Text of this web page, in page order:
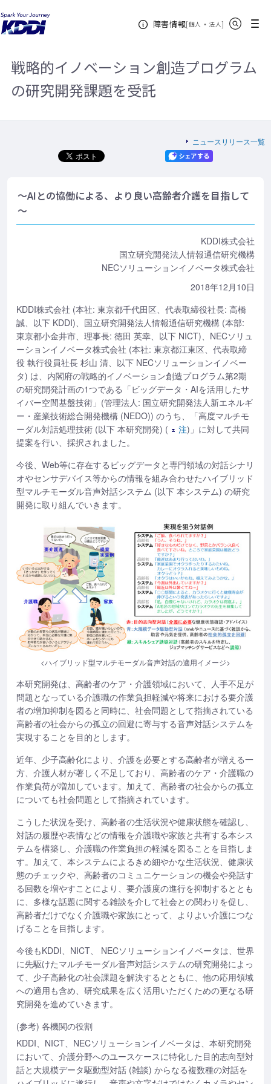
障害情報[個人 ・ 法人新規ウィンドウ
]
メニュー
KDDIホーム
的イノベーション創造プログラムの研究開発課題を受託
戦略的イノベーション創造プログラム
の研究開発課題を受託
ニュースリリース一覧
～AIとの協働による、より良い高齢者介護を目指して
～
KDDI株式会社
国立研究開発法人情報通信研究機構
NECソリューションイノベータ株式会社
2018年12月10日
KDDI株式会社 (本社: 東京都千代田区、代表取締役社長: 高橋
誠、以下 KDDI)、国立研究開発法人情報通信研究機構 (本部:
東京都小金井市、理事長: 徳田 英幸、以下 NICT)、NECソリュ
ーションイノベータ株式会社 (本社: 東京都江東区、代表取締
役 執行役員社長 杉山 清、以下 NECソリューションイノベー
タ) は、内閣府の戦略的イノベーション創造プログラム第2期
の研究開発計画の1つである「ビッグデータ・AIを活用したサ
イバー空間基盤技術」(管理法人: 国立研究開発法人新エネルギ
ー・産業技術総合開発機構 (NEDO)) のうち、「高度マルチモ
ーダル対話処理技術 (以下 本研究開発) (
注)」に対して共同
提案を行い、採択されました。
今後、Web等に存在するビッグデータと専門領域の対話シナリ
オやセンサデバイス等からの情報を組み合わせたハイブリッド
型マルチモーダル音声対話システム (以下 本システム) の研究
開発に取り組んでいきます。
<ハイブリッド型マルチモーダル音声対話の適用イメージ>
本研究開発は、高齢者のケア・介護領域において、人手不足が
問題となっている介護職の作業負担軽減や将来における要介護
者の増加抑制を図ると同時に、社会問題として指摘されている
高齢者の社会からの孤立の回避に寄与する音声対話システムを
実現することを目的とします。
近年、少子高齢化により、介護を必要とする高齢者が増える一
方、介護人材が著しく不足しており、高齢者のケア・介護職の
作業負荷が増加しています。加えて、高齢者の社会からの孤立
についても社会問題として指摘されています。
こうした状況を受け、高齢者の生活状況や健康状態を確認し、
対話の履歴や表情などの情報を介護職や家族と共有する本シス
テムを構築し、介護職の作業負担の軽減を図ることを目指しま
す。加えて、本システムによるきめ細やかな生活状況、健康状
態のチェックや、高齢者のコミュニケーションの機会や発話す
る回数を増やすことにより、要介護度の進行を抑制するととも
に、多様な話題に関する雑談を介して社会との関わりを促し、
高齢者だけでなく介護職や家族にとって、よりよい介護につな
げることを目指します。
今後もKDDI、NICT、 NECソリューションイノベータは、世界
に先駆けたマルチモーダル音声対話システムの研究開発によっ
て、少子高齢化の社会課題を解決するとともに、他の応用領域
への適用も含め、研究成果を広く活用いただくための更なる研
究開発を進めていきます。
(参考) 各機関の役割
KDDI、NICT、NECソリューションイノベータは、本研究開発
において、介護分野へのユースケースに特化した目的志向型対
話と大規模データ駆動型対話 (雑談) からなる複数種の対話を